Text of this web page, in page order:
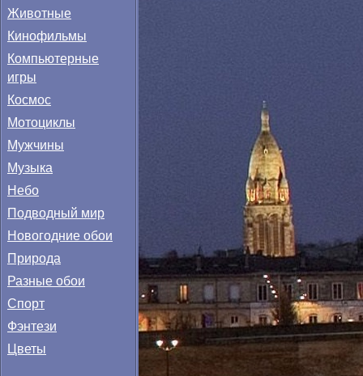
Животные
Кинофильмы
Компьютерные
игры
Космос
Мотоциклы
Мужчины
Музыка
Небо
Подводный мир
Новогодние обои
Природа
Разные обои
Спорт
Фэнтези
Цветы